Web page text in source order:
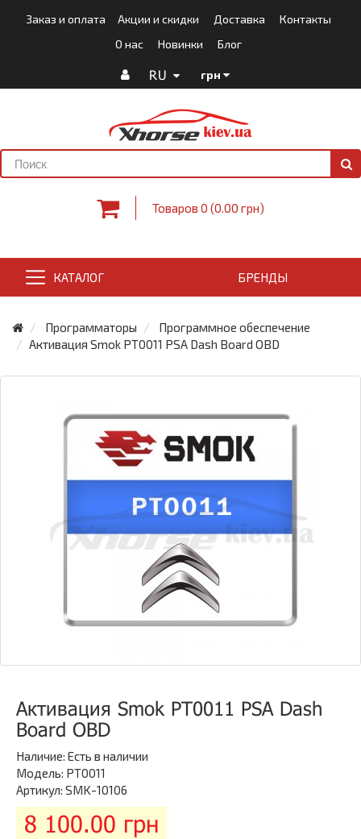
Заказ и оплата Акции и скидки Доставка
Контакты
О нас
Новинки Блог
RU грн
Товаров 0 (0.00 грн)
КАТАЛОГ БРЕНДЫ
Программаторы
Программное обеспечение
Активация Smok PT0011 PSA Dash Board OBD
Активация Smok PT0011 PSA Dash
Board OBD
Наличие: Есть в наличии
Модель: PT0011
Артикул: SMK-10106
8 100.00 грн